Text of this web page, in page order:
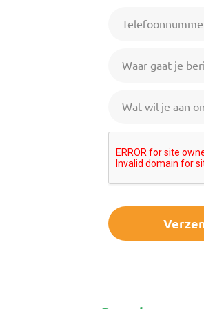
Waar gaat je
Wat wil je aan